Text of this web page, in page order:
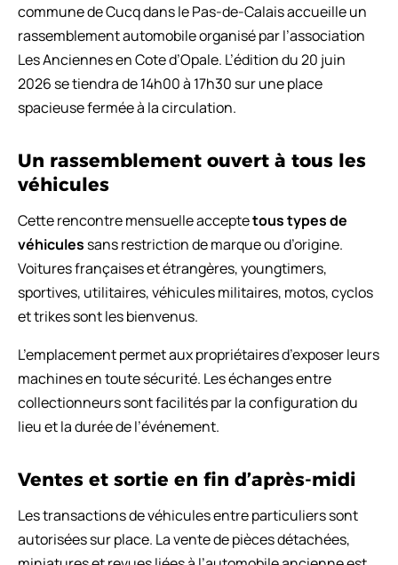
commune de Cucq dans le Pas-de-Calais accueille un
rassemblement automobile organisé par l’association
Les Anciennes en Cote d’Opale. L’édition du 20 juin
2026 se tiendra de 14h00 à 17h30 sur une place
spacieuse fermée à la circulation.
Un rassemblement ouvert à tous les
véhicules
Cette rencontre mensuelle acceptetous types de
véhicules sans restriction de marque ou d’origine.
Voitures françaises et étrangères, youngtimers,
sportives, utilitaires, véhicules militaires, motos, cyclos
et trikes sont les bienvenus.
L’emplacement permet aux propriétaires d’exposer leurs
machines en toute sécurité. Les échanges entre
collectionneurs sont facilités par la configuration du
lieu et la durée de l’événement.
Ventes et sortie en fin d’après-midi
Les transactions de véhicules entre particuliers sont
autorisées sur place. La vente de pièces détachées,